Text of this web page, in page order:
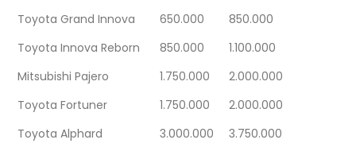
Toyota Grand Innova
650.000
850.000
Toyota Innova Reborn
850.000
1.100.000
Mitsubishi Pajero
1.750.000
2.000.000
Toyota Fortuner
1.750.000
2.000.000
Toyota Alphard
3.000.000 3.750.000